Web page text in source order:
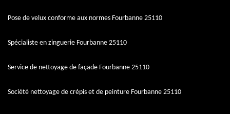
Pose de velux conforme aux normes Fourbanne 25110
Spécialiste en zinguerie Fourbanne 25110
Service de nettoyage de façade Fourbanne 25110
Société nettoyage de crépis et de peinture Fourbanne 25110